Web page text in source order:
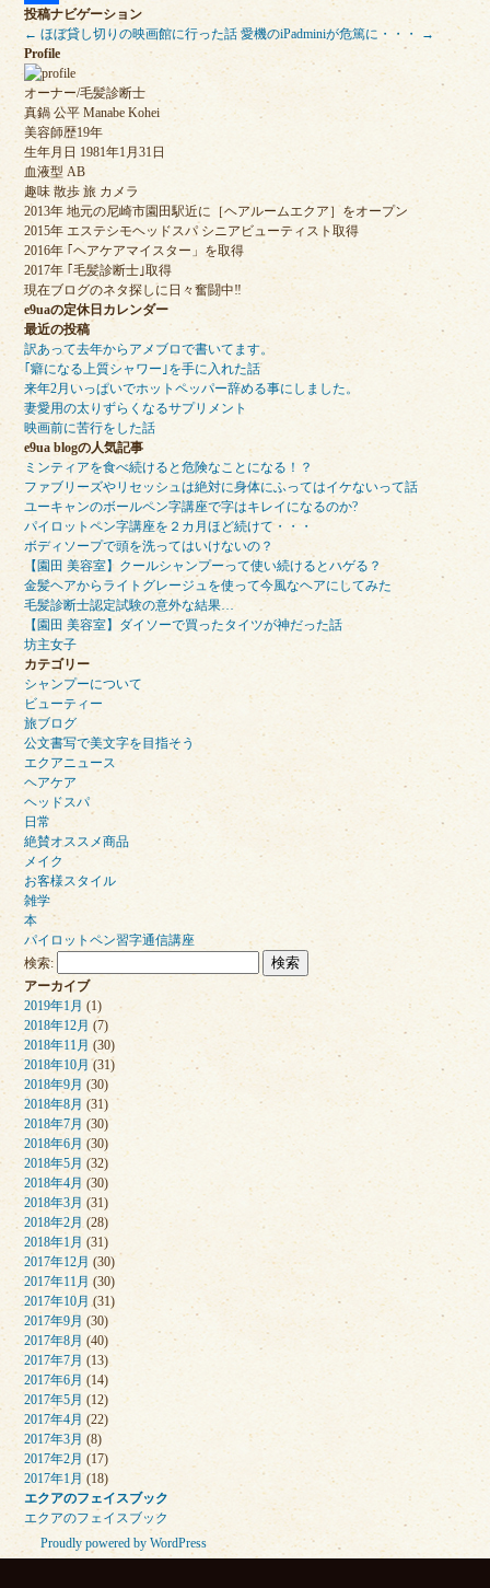
共
有
投稿ナビゲーション
← ほぼ貸し切りの映画館に行った話 愛機のiPadminiが危篤に・・・
→
Profile
オーナー/毛髪診断士
真鍋 公平 Manabe Kohei
美容師歴19年
生年月日 1981年1月31日
血液型 AB
趣味 散歩 旅 カメラ
2013年 地元の尼崎市園田駅近に［ヘアルームエクア］をオープン
2015年 エステシモヘッドスパ シニアビューティスト取得
2016年 ｢ヘアケアマイスター」を取得
2017年 ｢毛髪診断士｣取得
現在ブログのネタ探しに日々奮闘中‼︎
e9uaの定休日カレンダー
最近の投稿
訳あって去年からアメブロで書いてます。
｢癖になる上質シャワー｣を手に入れた話
来年2月いっぱいでホットペッパー辞める事にしました。
妻愛用の太りずらくなるサプリメント
映画前に苦行をした話
e9ua blogの人気記事
ミンティアを食べ続けると危険なことになる！？
ファブリーズやリセッシュは絶対に身体にふってはイケないって話
ユーキャンのボールペン字講座で字はキレイになるのか?
パイロットペン字講座を２カ月ほど続けて・・・
ボディソープで頭を洗ってはいけないの？
【園田 美容室】クールシャンプーって使い続けるとハゲる？
金髪ヘアからライトグレージュを使って今風なヘアにしてみた
毛髪診断士認定試験の意外な結果…
【園田 美容室】ダイソーで買ったタイツが神だった話
坊主女子
カテゴリー
シャンプーについて
ビューティー
旅ブログ
公文書写で美文字を目指そう
エクアニュース
ヘアケア
ヘッドスパ
日常
絶賛オススメ商品
メイク
お客様スタイル
雑学
本
パイロットペン習字通信講座
検索:
アーカイブ
2019年1月 (1)
2018年12月 (7)
2018年11月 (30)
2018年10月 (31)
2018年9月 (30)
2018年8月 (31)
2018年7月 (30)
2018年6月 (30)
2018年5月 (32)
2018年4月 (30)
2018年3月 (31)
2018年2月 (28)
2018年1月 (31)
2017年12月 (30)
2017年11月 (30)
2017年10月 (31)
2017年9月 (30)
2017年8月 (40)
2017年7月 (13)
2017年6月 (14)
2017年5月 (12)
2017年4月 (22)
2017年3月 (8)
2017年2月 (17)
2017年1月(18)
エクアのフェイスブック
エクアのフェイスブック
Proudly powered by WordPress